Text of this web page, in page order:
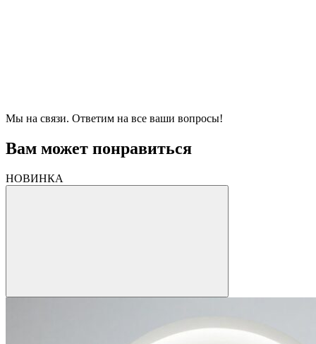
Мы на связи. Ответим на все ваши вопросы!
Вам может понравиться
НОВИНКА